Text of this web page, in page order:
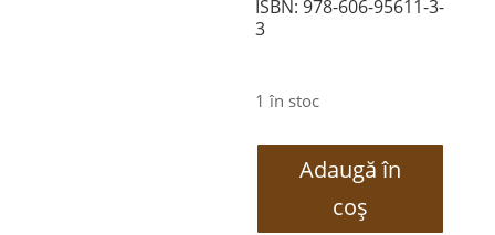
ISBN: 978-606-95611-3-
3
1 în stoc
Cantitate
Europolis
Adaugă în
coș